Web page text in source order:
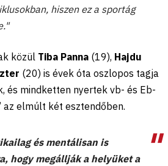
hiszen ez a sportág
közül Tiba Panna (19), Hajdu
(20) is évek óta oszlopos tagja
és mindketten nyertek vb- és Eb-
az elmúlt két esztendőben.
és mentálisan is
hogy megállják a helyüket a